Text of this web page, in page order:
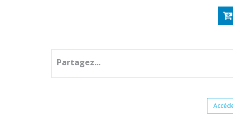
Partagez...